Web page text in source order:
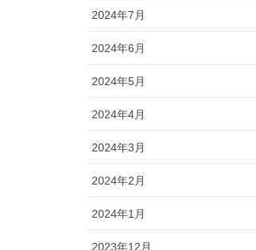
2024年7月
2024年6月
2024年5月
2024年4月
2024年3月
2024年2月
2024年1月
2023年12月